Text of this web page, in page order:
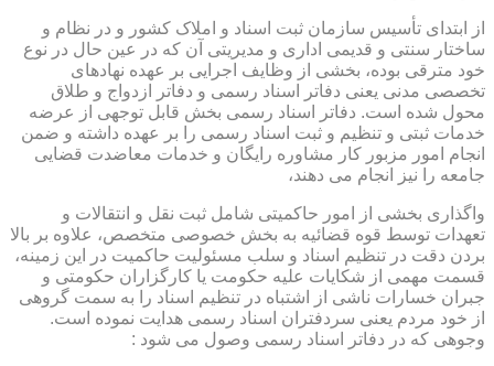
از ابتدای تأسیس سازمان ثبت اسناد و املاک کشور و در نظام و
ساختار سنتی و قدیمی اداری و مدیریتی آن که در عین حال در نوع
خود مترقی بوده، بخشی از وظایف اجرایی بر عهده نهادهای
تخصصی مدنی یعنی دفاتر اسناد رسمی و دفاتر ازدواج و طلاق
محول شده است. دفاتر اسناد رسمی بخش قابل توجهی از عرضه
خدمات ثبتی و تنظیم و ثبت اسناد رسمی را بر عهده داشته و ضمن
انجام امور مزبور کار مشاوره رایگان و خدمات معاضدت قضایی
جامعه را نیز انجام می دهند،
واگذاری بخشی از امور حاکمیتی شامل ثبت نقل و انتقالات و
تعهدات توسط قوه قضائیه به بخش خصوصی متخصص، علاوه بر بالا
بردن دقت در تنظیم اسناد و سلب مسئولیت حاکمیت در این زمینه،
قسمت مهمی از شکایات علیه حکومت یا کارگزاران حکومتی و
جبران خسارات ناشی از اشتباه در تنظیم اسناد را به سمت گروهی
از خود مردم یعنی سردفتران اسناد رسمی هدایت نموده است.
وجوهی که در دفاتر اسناد رسمی وصول می شود :